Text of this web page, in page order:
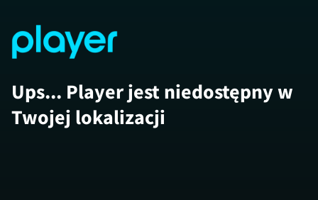
Ups... Player jest niedostępny w
Twojej lokalizacji